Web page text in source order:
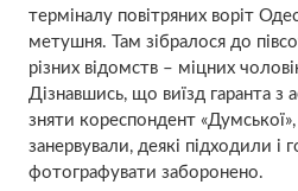
терміналу повітряних воріт
метушня. Там зібралося до
різних відомств – міцних
Дізнавшись, що виїзд гаранта з
зняти кореспондент
занервували, деякі підходили і
фотографувати заборонено.